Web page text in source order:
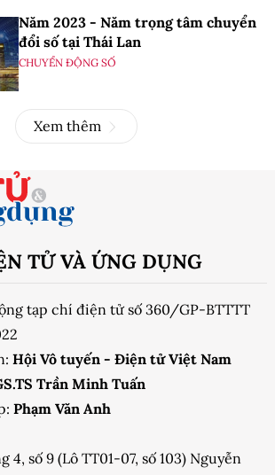
Năm 2023 - Năm trọng tâm chuyển
đổi số tại Thái Lan
CHUYỂN ĐỘNG SỐ
Xem thêm
TỬ VÀ ỨNG DỤNG
tạp chí điện tử số 360/GP-BTTTT
Hội Vô tuyến - Điện tử Việt Nam
Trần Minh Tuấn
Phạm Văn Anh
4, số 9 (Lô TT01-07, số 103) Nguyễn